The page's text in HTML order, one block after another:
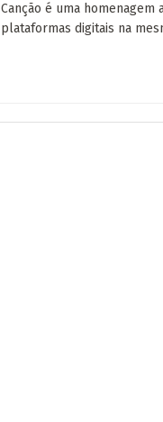
Canção é uma
plataformas digitais na